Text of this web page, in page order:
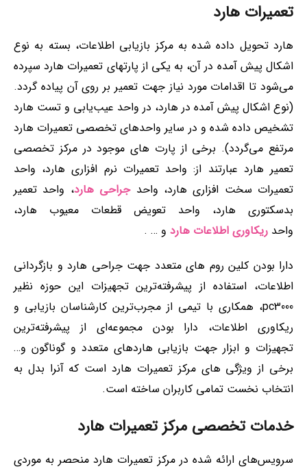
تعمیرات هارد
هارد تحویل داده شده به مرکز بازیابی اطلاعات، بسته به نوع
اشکال پیش آمده در آن، به یکی از پارتهای تعمیرات هارد سپرده
می‌شود تا اقدامات مورد نیاز جهت تعمیر بر روی آن پیاده گردد.
(نوع اشکال پیش آمده در هارد، در واحد عیب‌یابی و تست هارد
تشخیص داده شده و در سایر واحدهای تخصصی تعمیرات هارد
مرتفع می‌گردد). برخی از پارت های موجود در مرکز تخصصی
تعمیر هارد عبارتند از: واحد تعمیرات نرم افزاری هارد، واحد
تعمیرات سخت افزاری هارد، واحدجراحی هارد، واحد تعمیر
بدسکتوری هارد، واحد تعویض قطعات معیوب هارد،
واحد ریکاوری اطلاعات هارد و … .
دارا بودن کلین روم های متعدد جهت جراحی هارد و بازگردانی
اطلاعات، استفاده از پیشرفته‌ترین تجهیزات این حوزه نظیر
pc3000، همکاری با تیمی از مجرب‌ترین کارشناسان بازیابی و
ریکاوری اطلاعات، دارا بودن مجموعه‌ای از پیشرفته‌ترین
تجهیزات و ابزار جهت بازیابی هاردهای متعدد و گوناگون و…
برخی از ویژگی های مرکز تعمیرات هارد است که آنرا بدل به
انتخاب نخست تمامی کاربران ساخته است.
خدمات تخصصی مرکز تعمیرات هارد
سرویس‌های ارائه شده در مرکز تعمیرات هارد منحصر به موردی